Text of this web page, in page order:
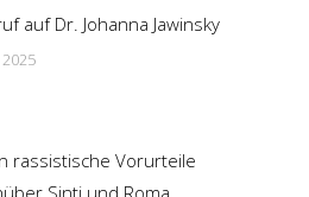
auf Dr. Johanna Jawinsky
2025
rassistische Vorurteile
Sinti und Roma